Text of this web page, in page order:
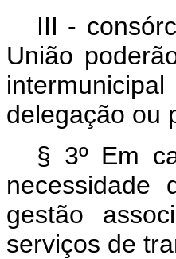
III -
União
delegação ou
§ 3º Em
necessidade
gestão
serviços de